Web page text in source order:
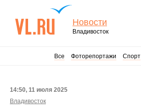
Новости
Владивосток
Все Фоторепортажи Спорт
14:50, 11 июля 2025
Владивосток